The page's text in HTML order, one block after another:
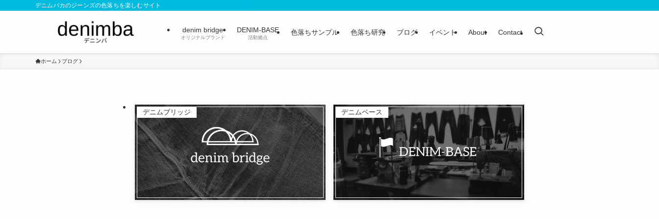
デニムバカのジーンズの色落ちを楽しむサイト
denim bridge
オリジナルブランド
DENIM-BASE
活動拠点
色落ちサンプル 色落ち研究 ブログ イベント About Contact
ホーム ブログ
デニムブリッジ デニムベース